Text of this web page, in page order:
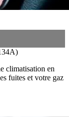
climatisation en
fuites et votre gaz